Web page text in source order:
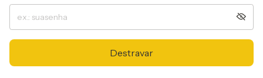
Destravar